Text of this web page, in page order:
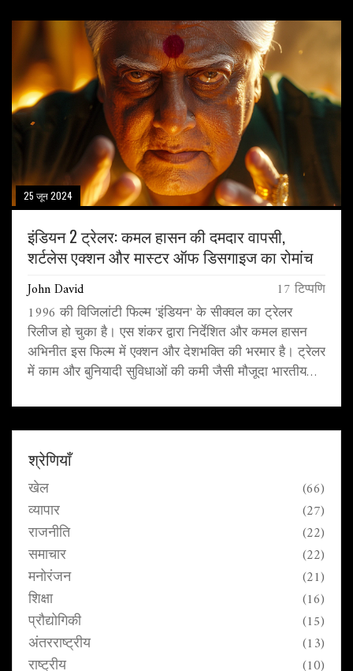
25 जून 2024
इंडियन 2 ट्रेलर: कमल हासन की दमदार वापसी,
शर्टलेस एक्शन और मास्टर ऑफ डिसगाइज का रोमांच
John David 17 टिप्पणि
1996 की विजिलांटी फिल्म 'इंडियन' के सीक्वल का ट्रेलर
रिलीज हो चुका है। एस शंकर द्वारा निर्देशित और कमल हासन
अभिनीत इस फिल्म में एक्शन और देशभक्ति की भरमार है। ट्रेलर
में काम और बुनियादी सुविधाओं की कमी जैसी मौजूदा भारतीय
सेनापति भ्रष्ट और अमीर लोगों के खिलाफ लड़ाई करता नजर
आता है।
श्रेणियाँ
खेल (66)
व्यापार (27)
राजनीति (22)
समाचार (22)
मनोरंजन (21)
शिक्षा (16)
प्रौद्योगिकी (15)
अंतरराष्ट्रीय (13)
राष्ट्रीय (10)